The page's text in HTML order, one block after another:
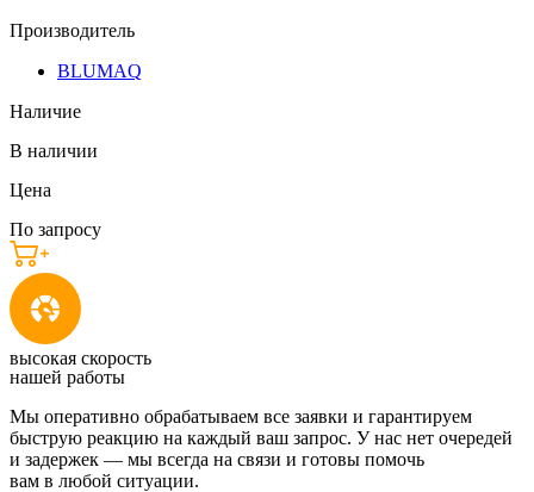
Производитель
BLUMAQ
Наличие
В наличии
Цена
По запросу
высокая скорость
нашей работы
Мы оперативно обрабатываем все заявки и гарантируем
быструю реакцию на каждый ваш запрос. У нас нет очередей
и задержек — мы всегда на связи и готовы помочь
вам в любой ситуации.